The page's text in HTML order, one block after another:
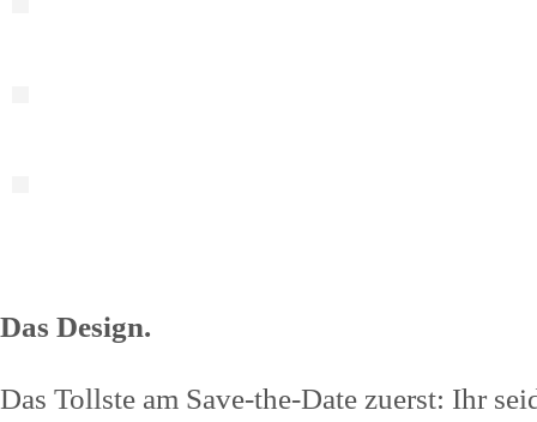
Das Design.
Das Tollste am Save-the-Date zuerst: Ihr